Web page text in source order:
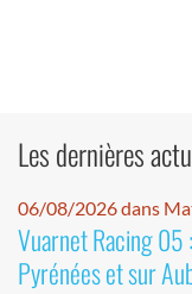
Les dernières
06/08/2026 dans
Vuarnet Racing 05
Pyrénées et sur